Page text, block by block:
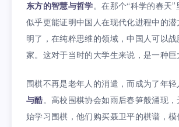
东方的智慧与哲学。在那个“科学的春天
似乎更能证明中国人在现代化进程中的
明了，在纯粹思维的领域，中国人可以战
家。这对于当时的大学生来说，是一种巨
围棋不再是老年人的消遣，而成为了年轻
与酷。高校围棋协会如雨后春笋般涌现
始学习围棋，他们购买聂卫平的棋谱，模